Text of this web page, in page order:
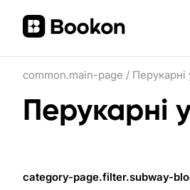
common.main-page / Перукарні
Перукарні
category-page.filter.subway-